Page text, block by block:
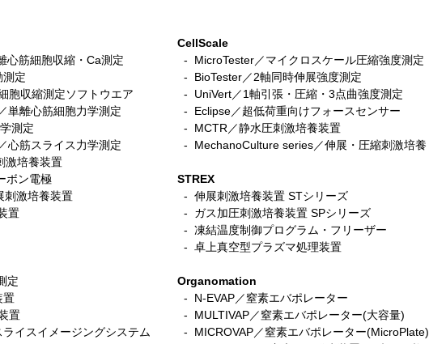
筋細胞収縮・Ca測定
測定
胞収縮測定ソフトウエア
単離心筋細胞力学測定
測定
心筋スライス力学測定
激培養装置
ボン電極
刺激培養装置
置
定
置
置
イスイメージングシステム
CellScale
- MicroTester／マイクロスケール圧縮強度測定
- BioTester／2軸同時伸展強度測定
- UniVert／1軸引張・圧縮・3点曲強度測定
- Eclipse／超低荷重向けフォースセンサー
- MCTR／静水圧刺激培養装置
- MechanoCulture series／伸展・圧縮刺激培養
STREX
- 伸展刺激培養装置 STシリーズ
- ガス加圧刺激培養装置 SPシリーズ
- 凍結温度制御プログラム・フリーザー
- 卓上真空型プラズマ処理装置
Organomation
- N-EVAP／窒素エバポレーター
- MULTIVAP／窒素エバポレーター(大容量)
- MICROVAP／窒素エバポレーター(MicroPlate)